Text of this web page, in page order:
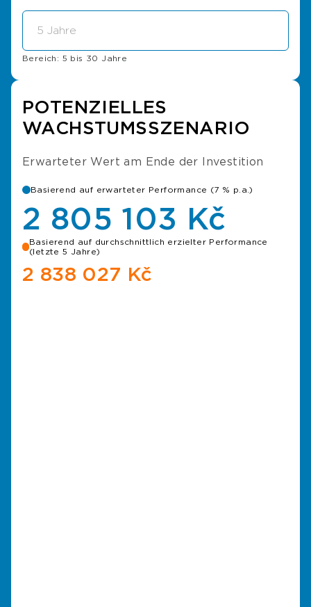
Bereich: 5 bis 30 Jahre
POTENZIELLES
WACHSTUMSSZENARIO
Erwarteter Wert am Ende der Investition
Basierend auf erwarteter Performance (7 % p.a.)
2 805 103 Kč
Basierend auf durchschnittlich erzielter Performance
(letzte 5 Jahre)
2 838 027 Kč